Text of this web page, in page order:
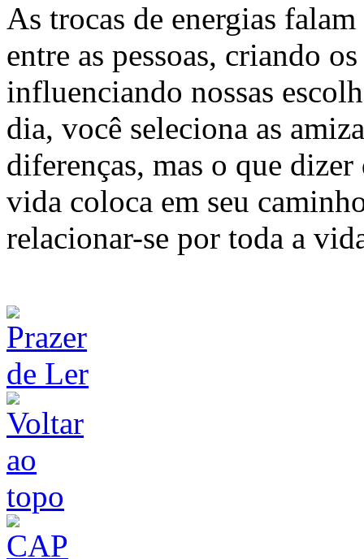
As trocas de energias
entre as pessoas, criando
influenciando nossas
dia, você seleciona as
diferenças, mas o que
vida coloca em seu
relacionar-se por toda a